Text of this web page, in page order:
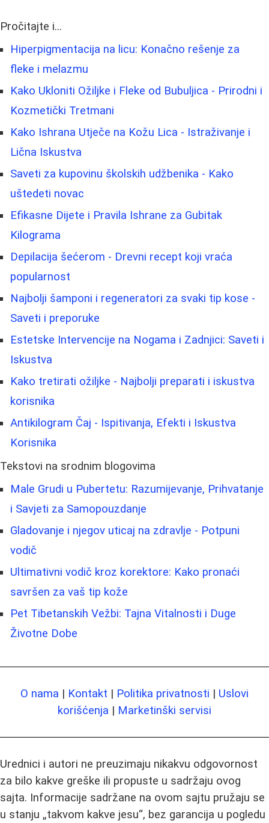
Pročitajte i...
Hiperpigmentacija na licu: Konačno rešenje za
fleke i melazmu
Kako Ukloniti Ožiljke i Fleke od Bubuljica - Prirodni i
Kozmetički Tretmani
Kako Ishrana Utječe na Kožu Lica - Istraživanje i
Lična Iskustva
Saveti za kupovinu školskih udžbenika - Kako
uštedeti novac
Efikasne Dijete i Pravila Ishrane za Gubitak
Kilograma
Depilacija šećerom - Drevni recept koji vraća
popularnost
Najbolji šamponi i regeneratori za svaki tip kose -
Saveti i preporuke
Estetske Intervencije na Nogama i Zadnjici: Saveti i
Iskustva
Kako tretirati ožiljke - Najbolji preparati i iskustva
korisnika
Antikilogram Čaj - Ispitivanja, Efekti i Iskustva
Korisnika
Tekstovi na srodnim blogovima
Male Grudi u Pubertetu: Razumijevanje, Prihvatanje
i Savjeti za Samopouzdanje
Gladovanje i njegov uticaj na zdravlje - Potpuni
vodič
Ultimativni vodič kroz korektore: Kako pronaći
savršen za vaš tip kože
Pet Tibetanskih Vežbi: Tajna Vitalnosti i Duge
Životne Dobe
O nama | Kontakt | Politika privatnosti | Uslovi
korišćenja | Marketinški servisi
Urednici i autori ne preuzimaju nikakvu odgovornost
za bilo kakve greške ili propuste u sadržaju ovog
sajta. Informacije sadržane na ovom sajtu pružaju se
u stanju „takvom kakve jesu“, bez garancija u pogledu